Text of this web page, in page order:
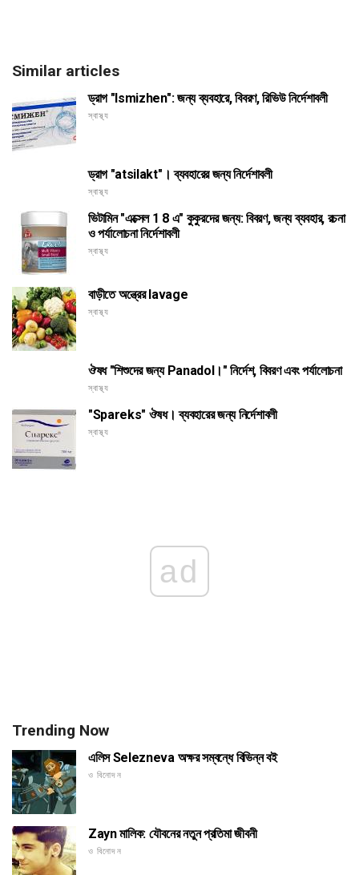
Similar articles
ড্রাগ "Ismizhen": জন্য ব্যবহারে, বিবরণ, রিভিউ নির্দেশাবলী
স্বাস্থ্য
ড্রাগ "atsilakt"। ব্যবহারের জন্য নির্দেশাবলী
স্বাস্থ্য
ভিটামিন "এক্সেল 1 8 এ" কুকুরদের জন্য: বিবরণ, জন্য ব্যবহার, রচনা
ও পর্যালোচনা নির্দেশাবলী
স্বাস্থ্য
বাড়ীতে অন্ত্রের lavage
স্বাস্থ্য
ঔষধ "শিশুদের জন্য Panadol।" নির্দেশ, বিবরণ এবং পর্যালোচনা
স্বাস্থ্য
"Spareks" ঔষধ। ব্যবহারের জন্য নির্দেশাবলী
স্বাস্থ্য
ad
Trending Now
এলিস Selezneva অক্ষর সম্বন্ধে বিভিন্ন বই
ও বিনোদন
Zayn মালিক: যৌবনের নতুন প্রতিমা জীবনী
ও বিনোদন